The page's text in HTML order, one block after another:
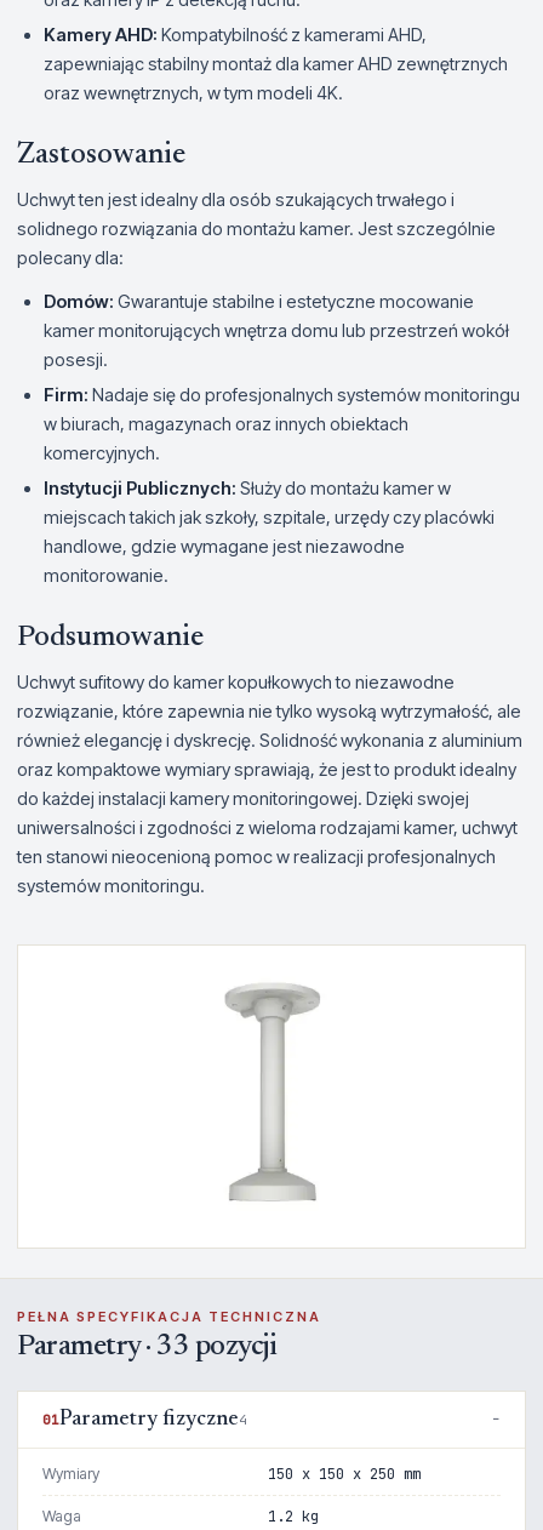
Kamery AHD: Kompatybilność z kamerami AHD,
zapewniając stabilny montaż dla kamer AHD zewnętrznych
oraz wewnętrznych, w tym modeli 4K.
Zastosowanie
Uchwyt ten jest idealny dla osób szukających trwałego i
solidnego rozwiązania do montażu kamer. Jest szczególnie
polecany dla:
Domów: Gwarantuje stabilne i estetyczne mocowanie
kamer monitorujących wnętrza domu lub przestrzeń wokół
posesji.
Firm: Nadaje się do profesjonalnych systemów monitoringu
w biurach, magazynach oraz innych obiektach
komercyjnych.
Instytucji Publicznych: Służy do montażu kamer w
miejscach takich jak szkoły, szpitale, urzędy czy placówki
handlowe, gdzie wymagane jest niezawodne
monitorowanie.
Podsumowanie
Uchwyt sufitowy do kamer kopułkowych to niezawodne
rozwiązanie, które zapewnia nie tylko wysoką wytrzymałość, ale
również elegancję i dyskrecję. Solidność wykonania z aluminium
oraz kompaktowe wymiary sprawiają, że jest to produkt idealny
do każdej instalacji kamery monitoringowej. Dzięki swojej
uniwersalności i zgodności z wieloma rodzajami kamer, uchwyt
ten stanowi nieocenioną pomoc w realizacji profesjonalnych
systemów monitoringu.
PEŁNA SPECYFIKACJA TECHNICZNA
Parametry · 33 pozycji
01Parametry fizyczne4
Wymiary 150 x 150 x 250 mm
Waga 1.2 kg